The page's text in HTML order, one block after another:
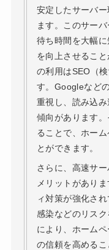
安定したサーバ
ます。このサー
待ち時間を大幅
を向上させるこ
の利用はSEO（
す。Googleなど
重視し、読み込
傾向があります
ることで、ホー
とができます。
さらに、高速サ
メリットがあり
ィ対策が強化さ
感染などのリス
により、ホーム
の信頼を高めるこ